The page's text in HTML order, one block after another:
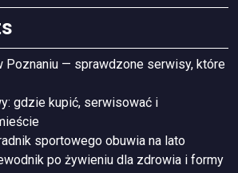
Poznaniu — sprawdzone serwisy, które
gdzie kupić, serwisować i
sportowego obuwia na lato
po żywieniu dla zdrowia i formy